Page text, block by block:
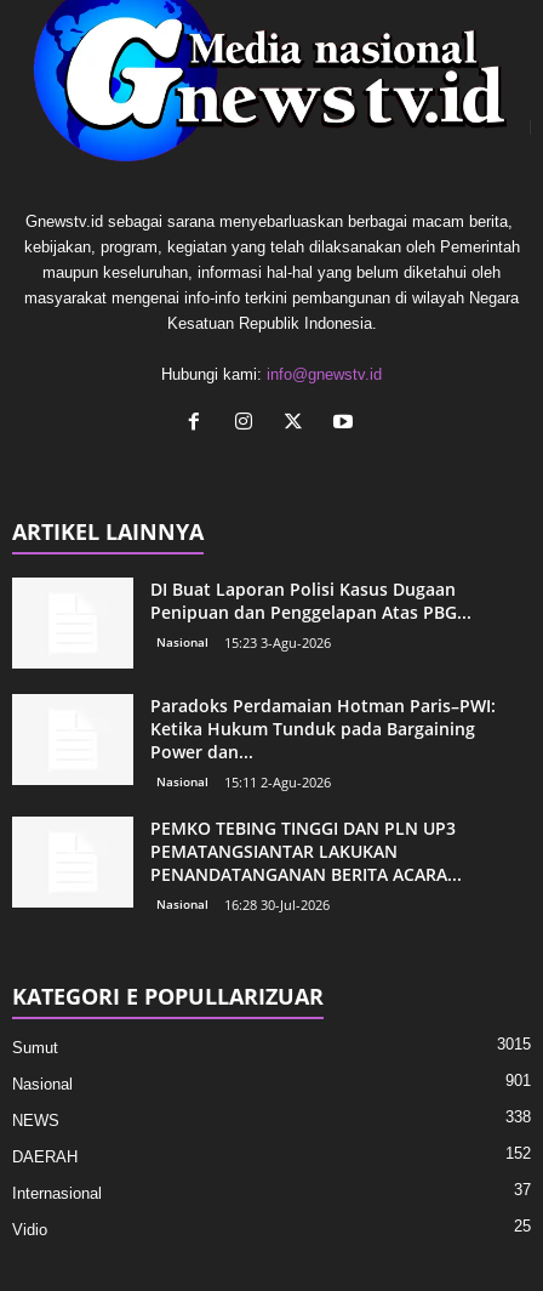
Gnewstv.id sebagai sarana menyebarluaskan berbagai macam berita,
kebijakan, program, kegiatan yang telah dilaksanakan oleh Pemerintah
maupun keseluruhan, informasi hal-hal yang belum diketahui oleh
masyarakat mengenai info-info terkini pembangunan di wilayah Negara
Kesatuan Republik Indonesia.
Hubungi kami: info@gnewstv.id
ARTIKEL LAINNYA
DI Buat Laporan Polisi Kasus Dugaan
Penipuan dan Penggelapan Atas PBG...
Nasional 15:23 3-Agu-2026
Paradoks Perdamaian Hotman Paris–PWI:
Ketika Hukum Tunduk pada Bargaining
Power dan...
Nasional 15:11 2-Agu-2026
PEMKO TEBING TINGGI DAN PLN UP3
PEMATANGSIANTAR LAKUKAN
PENANDATANGANAN BERITA ACARA...
Nasional 16:28 30-Jul-2026
KATEGORI E POPULLARIZUAR
Sumut 3015
Nasional 901
NEWS 338
DAERAH 152
Internasional 37
Vidio 25